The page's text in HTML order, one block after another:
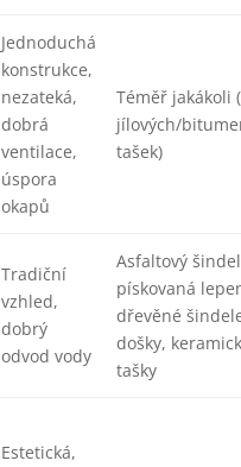
Jednoduchá
konstrukce,
nezateká,
dobrá
ventilace,
úspora
okapů
Téměř jakákoli
jílových/
tašek)
Tradiční
vzhled,
dobrý
odvod vody
Asfaltový
pískovaná
dřevěné
došky,
tašky
Estetická,